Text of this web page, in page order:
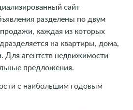
сайт
разделены по двум
каждая из которых
на квартиры, дома,
Для агентств недвижимости
предложения.
с наибольшим годовым